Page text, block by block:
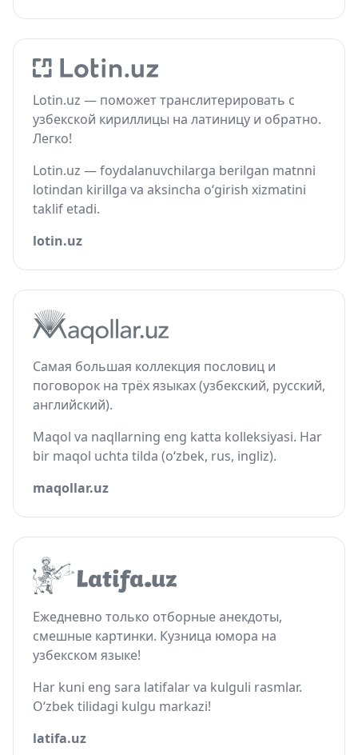
Lotin.uz — поможет транслитерировать с
узбекской кириллицы на латиницу и обратно.
Легко!
Lotin.uz — foydalanuvchilarga berilgan matnni
lotindan kirillga va aksincha o‘girish xizmatini
taklif etadi.
lotin.uz
Самая большая коллекция пословиц и
поговорок на трёх языках (узбекский, русский,
английский).
Maqol va naqllarning eng katta kolleksiyasi. Har
bir maqol uchta tilda (o‘zbek, rus, ingliz).
maqollar.uz
Ежедневно только отборные анекдоты,
смешные картинки. Кузница юмора на
узбекском языке!
Har kuni eng sara latifalar va kulguli rasmlar.
O‘zbek tilidagi kulgu markazi!
latifa.uz